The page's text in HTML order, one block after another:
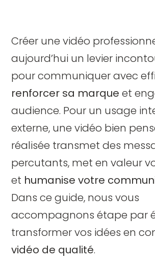
Créer une vidéo
aujourd’hui un levier
pour communiquer avec
renforcer sa marque et
audience. Pour un usage
externe, une vidéo bien
réalisée transmet des
percutants, met en valeur
et humanise votre
Dans ce guide, nous vous
accompagnons étape par
transformer vos idées en
vidéo de qualité.